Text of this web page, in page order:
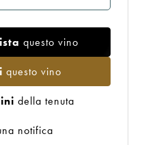
questo vino
questo vino
della tenuta
notifica